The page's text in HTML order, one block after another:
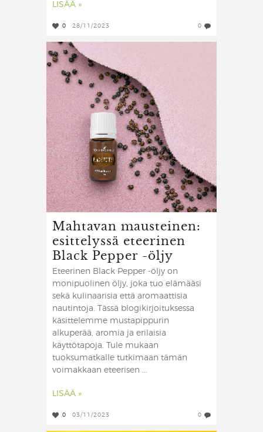
LISÄÄ »
0 28/11/2023 0
Mahtavan mausteinen:
esittelyssä eteerinen
Black Pepper -öljy
Eteerinen Black Pepper -öljy on
monipuolinen öljy, joka tuo elämääsi
sekä kulinaarisia että aromaattisia
nautintoja. Tässä blogikirjoituksessa
käsittelemme mustapippurin
alkuperää, aromia ja erilaisia
käyttötapoja. Tule mukaan
tuoksumatkalle tutkimaan tämän
voimakkaan eteerisen ...
LISÄÄ »
0 03/11/2023 0